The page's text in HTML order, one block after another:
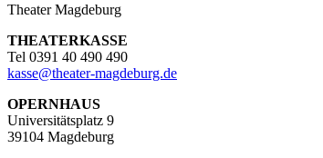
Theater Magdeburg
THEATERKASSE
Tel 0391 40 490 490
kasse@theater-magdeburg.de
OPERNHAUS
Universitätsplatz 9
39104 Magdeburg